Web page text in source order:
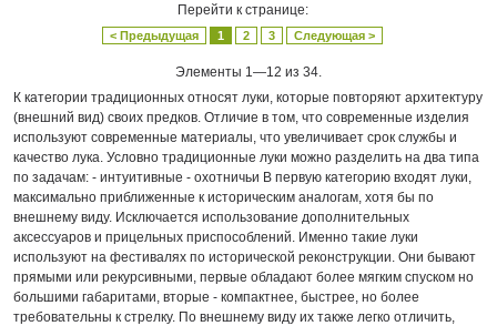
Перейти к странице:
< Предыдущая 1 2 3 Следующая >
Элементы 1—12 из 34.
К категории традиционных относят луки, которые повторяют архитектуру
(внешний вид) своих предков. Отличие в том, что современные изделия
используют современные материалы, что увеличивает срок службы и
качество лука. Условно традиционные луки можно разделить на два типа
по задачам: - интуитивные - охотничьи В первую категорию входят луки,
максимально приближенные к историческим аналогам, хотя бы по
внешнему виду. Исключается использование дополнительных
аксессуаров и прицельных приспособлений. Именно такие луки
используют на фестивалях по исторической реконструкции. Они бывают
прямыми или рекурсивными, первые обладают более мягким спуском но
большими габаритами, вторые - компактнее, быстрее, но более
требовательны к стрелку. По внешнему виду их также легко отличить,